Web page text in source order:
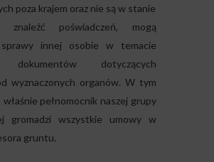
poza krajem oraz nie są w stanie
znaleźć poświadczeń, mogą
sprawy innej osobie w temacie
dokumentów dotyczących
wyznaczonych organów. W tym
pełnomocnik naszej grupy
gromadzi wszystkie umowy w
gruntu.